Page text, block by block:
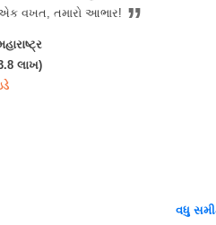
એક વખત, તમારો આભાર! ”
લાખ)
વધુ